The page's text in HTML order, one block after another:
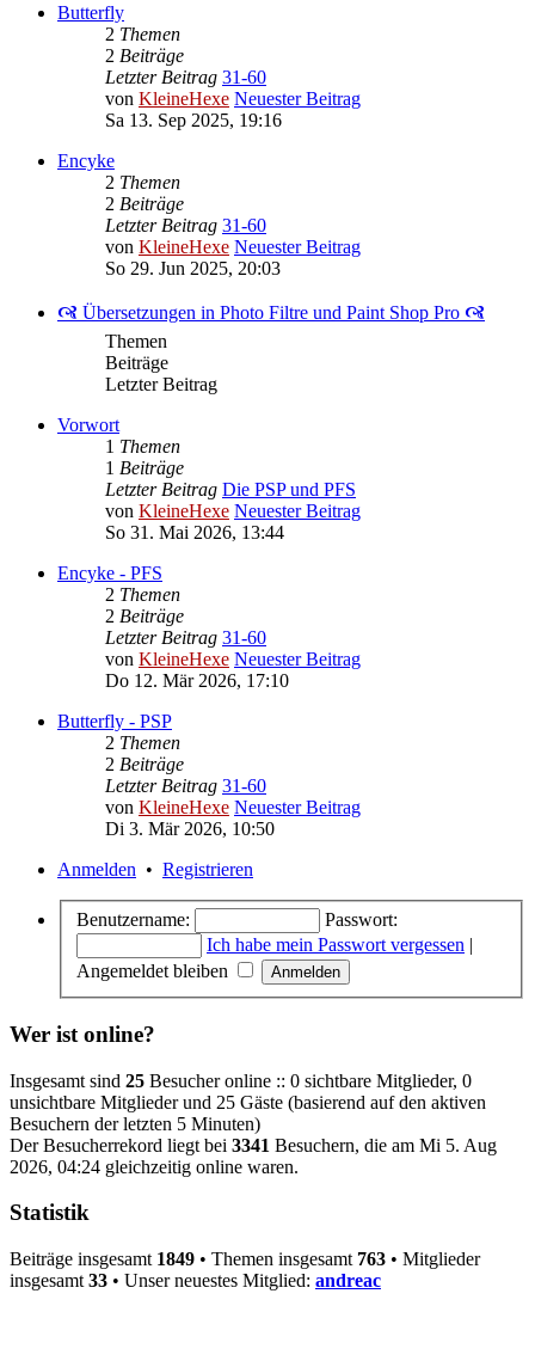
Butterfly
2 Themen
2 Beiträge
Letzter Beitrag 31-60
von KleineHexe Neuester Beitrag
Sa 13. Sep 2025, 19:16
Encyke
2 Themen
2 Beiträge
Letzter Beitrag 31-60
von KleineHexe Neuester Beitrag
So 29. Jun 2025, 20:03
🙧 Übersetzungen in Photo Filtre und Paint Shop Pro 🙧
Themen
Beiträge
Letzter Beitrag
Vorwort
1 Themen
1 Beiträge
Letzter Beitrag Die PSP und PFS
von KleineHexe Neuester Beitrag
So 31. Mai 2026, 13:44
Encyke - PFS
2 Themen
2 Beiträge
Letzter Beitrag 31-60
von KleineHexe Neuester Beitrag
Do 12. Mär 2026, 17:10
Butterfly - PSP
2 Themen
2 Beiträge
Letzter Beitrag 31-60
von KleineHexe Neuester Beitrag
Di 3. Mär 2026, 10:50
Anmelden • Registrieren
Benutzername:
Passwort:
Ich habe mein Passwort vergessen |
Angemeldet bleiben
Wer ist online?
Insgesamt sind 25 Besucher online :: 0 sichtbare Mitglieder, 0
unsichtbare Mitglieder und 25 Gäste (basierend auf den aktiven
Besuchern der letzten 5 Minuten)
Der Besucherrekord liegt bei 3341 Besuchern, die am Mi 5. Aug
2026, 04:24 gleichzeitig online waren.
Statistik
Beiträge insgesamt 1849 • Themen insgesamt 763 • Mitglieder
insgesamt 33 • Unser neuestes Mitglied: andreac